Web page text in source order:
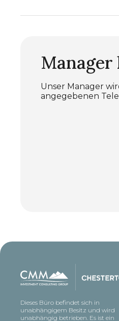
Unser Manager
angegebenen
Dieses Büro befindet sich in
unabhängigem Besitz und wird
unabhängig betrieben. Es ist ein